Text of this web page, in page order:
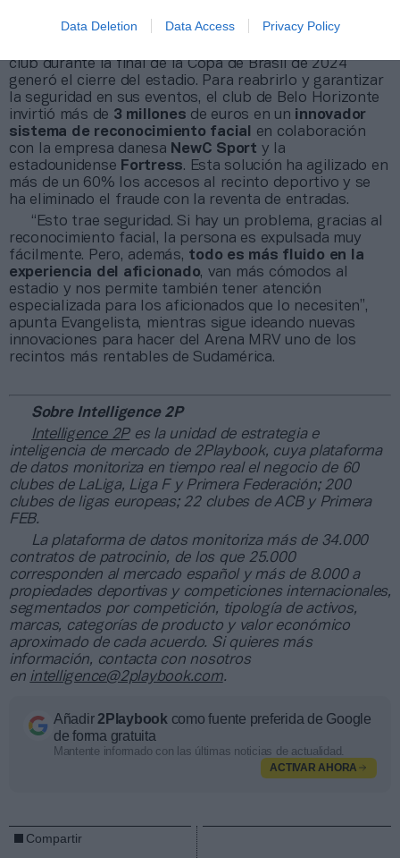
Data Deletion Data Access Privacy Policy
han dado momentos de dificultades. Un grave incidente
club durante la final de la Copa de Brasil de 2024
generó el cierre del estadio. Para reabrirlo y garantizar
la seguridad en sus eventos, el club de Belo Horizonte
invirtió más de 3 millones de euros en un innovador
sistema de reconocimiento facial
en colaboración
con la empresa danesa NewC Sport y la
estadounidense Fortress. Esta solución ha agilizado en
más de un 60% los accesos al recinto deportivo y se
ha eliminado el fraude con la reventa de entradas.
“Esto trae seguridad. Si hay un problema, gracias al
reconocimiento facial, la persona es expulsada muy
fácilmente. Pero, además, todo es más fluido en la
experiencia del aficionado, van más cómodos al
estadio y nos permite también tener atención
especializada para los aficionados que lo necesiten”,
apunta Evangelista, mientras sigue ideando nuevas
innovaciones para hacer del Arena MRV uno de los
recintos más rentables de Sudamérica.
Sobre Intelligence 2P
Intelligence 2Pes la unidad de estrategia e
inteligencia de mercado de 2Playbook, cuya plataforma
de datos monitoriza en tiempo real el negocio de 60
clubes de LaLiga, Liga F y Primera Federación; 200
clubes de ligas europeas; 22 clubes de ACB y Primera
FEB.
La plataforma de datos monitoriza más de 34.000
contratos de patrocinio, de los que 25.000
corresponden al mercado español y más de 8.000 a
propiedades deportivas y competiciones internacionales,
segmentados por competición, tipología de activos,
marcas, categorías de producto y valor económico
aproximado de cada acuerdo. Si quieres más
información, contacta con nosotros
en intelligence@2playbook.com.
Añadir2Playbook como fuente preferida de Google
de forma gratuita
Mantente informado con las últimas noticias de actualidad.
ACTIVAR AHORA
Compartir